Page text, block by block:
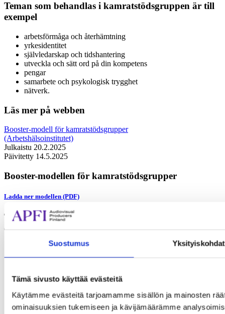
Suostumus Yksityiskohdat
Tämä sivusto käyttää evästeitä
Käytämme evästeitä tarjoamamme sisällön ja mainosten
ominaisuuksien tukemiseen ja kävijämäärämme
Teman som behandlas i kamratstödsgruppen är till
exempel
arbetsförmåga och återhämtning
yrkesidentitet
självledarskap och tidshantering
utveckla och sätt ord på din kompetens
pengar
samarbete och psykologisk trygghet
nätverk.
Läs mer på webben
Booster-modell för kamratstödsgrupper
(Arbetshälsoinstitutet)
Julkaistu 20.2.2025
Päivitetty 14.5.2025
Booster-modellen för kamratstödsgrupper
Ladda ner modellen (PDF)
Teman som behandlas i kamratstödsgruppen är till
exempel
arbetsförmåga och återhämtning
yrkesidentitet
utveckla och sätt ord på din kompetens
pengar
samarbete och psykologisk trygghet